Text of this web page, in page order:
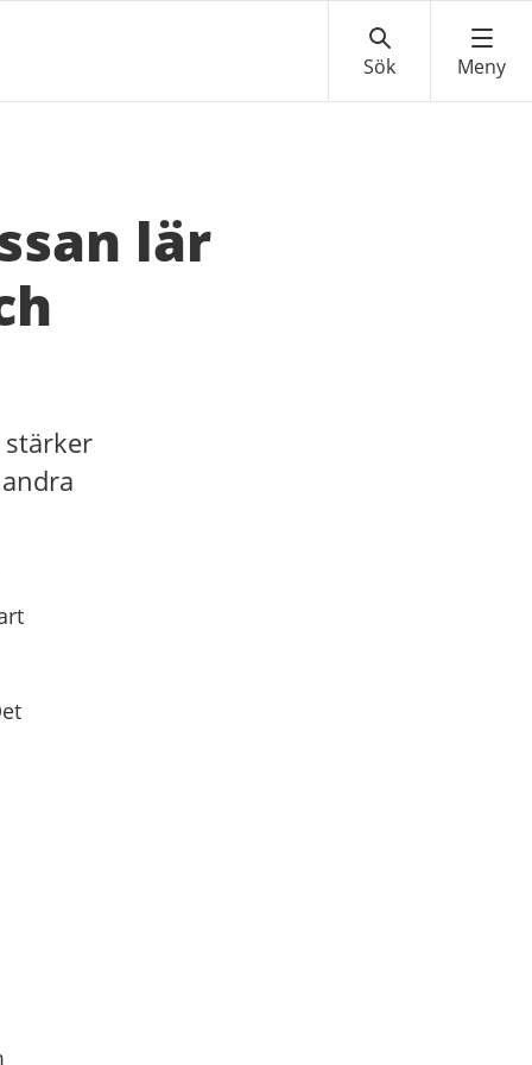
lär